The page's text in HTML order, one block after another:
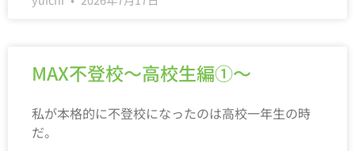
MAX不登校～高校生編①～
私が本格的に不登校になったのは高校一年生の時
だ。